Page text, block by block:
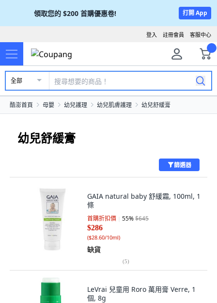
領取您的 $200 首購優惠卷! 打開 App
客服中心
註冊會員
登入
全部
酷澎首頁 母嬰 幼兒護理 幼兒肌膚護理 幼兒舒緩膏
幼兒舒緩膏
篩選器
GAIA natural baby 舒緩霜, 100ml, 1
條
首購折扣價 55%$645
$286
($28.60/10ml)
缺貨
(5)
LeVrai 兒童用 Roro 萬用膏 Verre, 1
個, 8g